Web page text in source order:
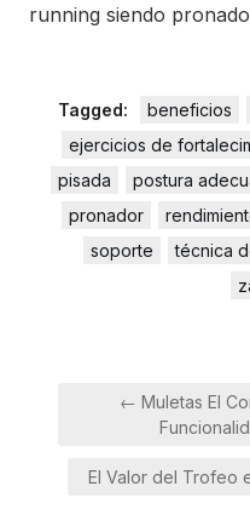
running siendo
Tagged: beneficios
ejercicios de
pisada
postura
pronador
soporte
técnica
Navegación
← Muletas El
El Valor del Trofeo